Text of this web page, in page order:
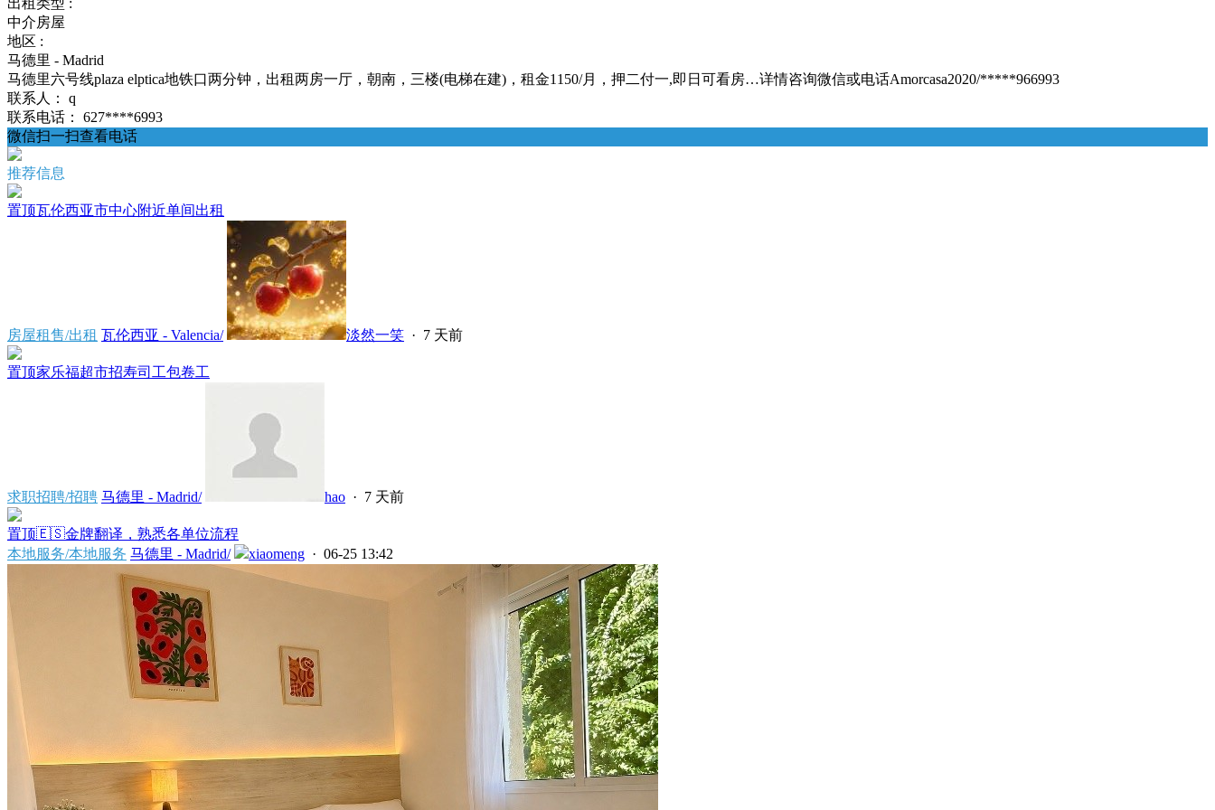
出租类型 :
中介房屋
地区 :
马德里 - Madrid
马德里六号线plaza elptica地铁口两分钟，出租两房一厅，朝南，三楼(电梯在建)，租金1150/月，押二付一,即日可看房…详情咨询微信或电话Amorcasa2020/*****966993
联系人：
q
联系电话：
627****6993
微信扫一扫查看电话
推荐信息
置顶瓦伦西亚市中心附近单间出租
房屋租售/出租 瓦伦西亚 - Valencia/ 淡然一笑 · 7 天前
置顶家乐福超市招寿司工包卷工
求职招聘/招聘 马德里 - Madrid/ hao · 7 天前
置顶🇪🇸金牌翻译，熟悉各单位流程
本地服务/本地服务 马德里 - Madrid/ xiaomeng · 06-25 13:42